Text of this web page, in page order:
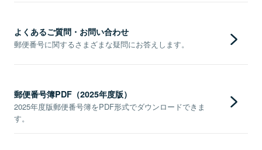
よくあるご質問・お問い合わせ
郵便番号に関するさまざまな疑問にお答えします。
郵便番号簿PDF（2025年度版）
2025年度版郵便番号簿をPDF形式でダウンロードできま
す。